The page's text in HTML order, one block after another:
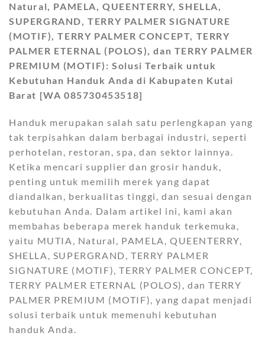
Natural, PAMELA, QUEENTERRY, SHELLA,
SUPERGRAND, TERRY PALMER SIGNATURE
(MOTIF), TERRY PALMER CONCEPT, TERRY
PALMER ETERNAL (POLOS), dan TERRY PALMER
PREMIUM (MOTIF): Solusi Terbaik untuk
Kebutuhan Handuk Anda di Kabupaten Kutai
Barat [WA 085730453518]
Handuk merupakan salah satu perlengkapan yang
tak terpisahkan dalam berbagai industri, seperti
perhotelan, restoran, spa, dan sektor lainnya.
Ketika mencari supplier dan grosir handuk,
penting untuk memilih merek yang dapat
diandalkan, berkualitas tinggi, dan sesuai dengan
kebutuhan Anda. Dalam artikel ini, kami akan
membahas beberapa merek handuk terkemuka,
yaitu MUTIA, Natural, PAMELA, QUEENTERRY,
SHELLA, SUPERGRAND, TERRY PALMER
SIGNATURE (MOTIF), TERRY PALMER CONCEPT,
TERRY PALMER ETERNAL (POLOS), dan TERRY
PALMER PREMIUM (MOTIF), yang dapat menjadi
solusi terbaik untuk memenuhi kebutuhan
handuk Anda.